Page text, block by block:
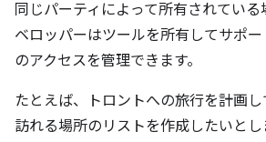
同じパーティによって所有されてい
ベロッパーはツールを所有してサポ
のアクセスを管理できます。
たとえば、トロントへの旅行を計画し
訪れる場所のリストを作成したいと